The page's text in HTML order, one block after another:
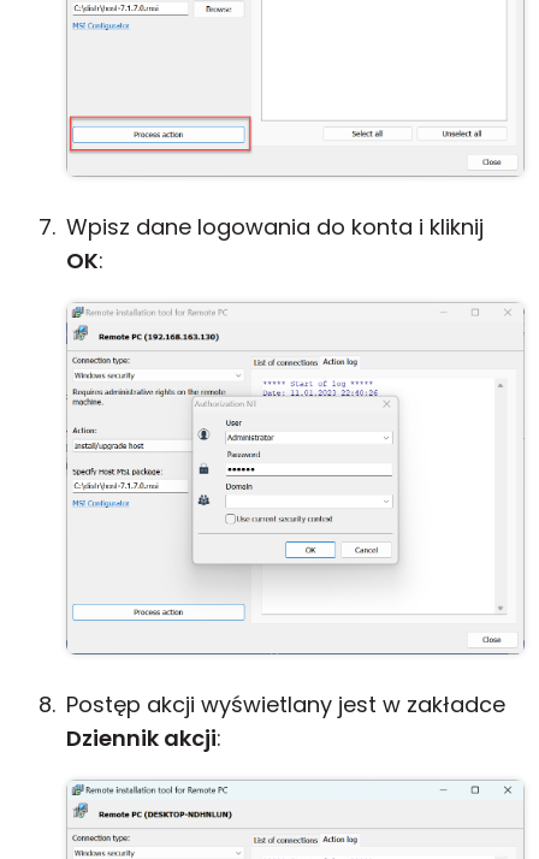
Wpisz dane logowania do konta i kliknij
OK:
Postęp akcji wyświetlany jest w zakładce
Dziennik akcji: